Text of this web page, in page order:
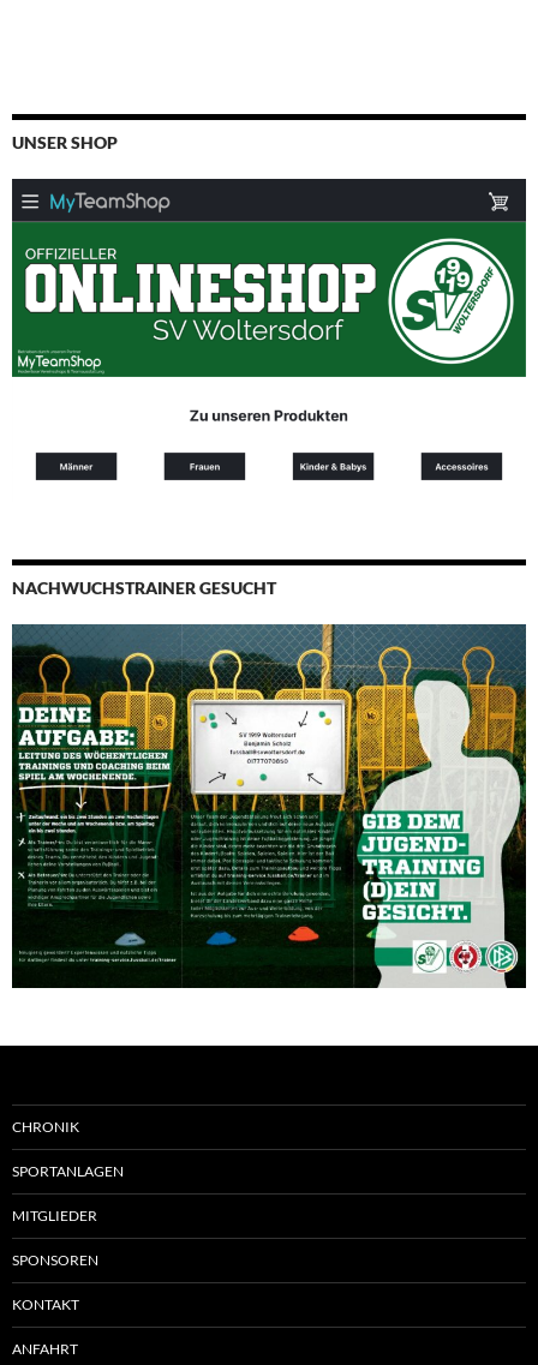
UNSER SHOP
NACHWUCHSTRAINER GESUCHT
CHRONIK
SPORTANLAGEN
MITGLIEDER
SPONSOREN
KONTAKT
ANFAHRT